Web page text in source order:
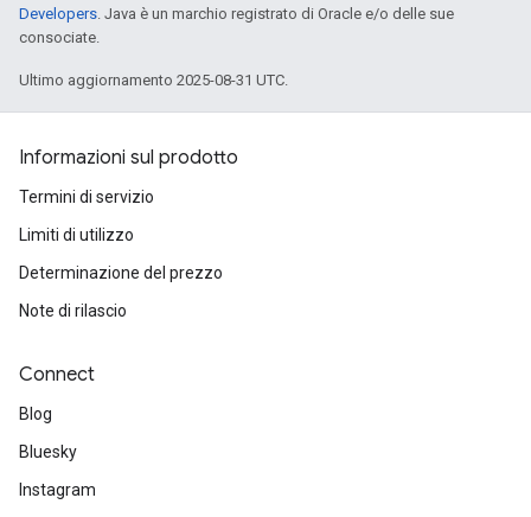
Developers. Java è un marchio registrato di Oracle e/o delle sue
consociate.
Ultimo aggiornamento 2025-08-31 UTC.
Informazioni sul prodotto
Termini di servizio
Limiti di utilizzo
Determinazione del prezzo
Note di rilascio
Connect
Blog
Bluesky
Instagram